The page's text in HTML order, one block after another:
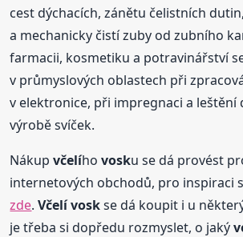
cest dýchacích, zánětu čelistních
a mechanicky čistí zuby od zubního
farmacii, kosmetiku a potravinářství
v průmyslových oblastech při
v elektronice, při impregnaci a leštění
výrobě svíček.
Nákupvčelíhovosku se dá provést
internetových obchodů, pro inspiraci
zde.Včelívoskse dá koupit i u
je třeba si dopředu rozmyslet, o jaký